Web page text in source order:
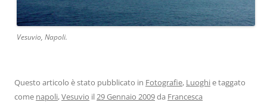
Vesuvio, Napoli.
Questo articolo è stato pubblicato in Fotografie, Luoghie taggato
come napoli,Vesuvio il29 Gennaio 2009da Francesca